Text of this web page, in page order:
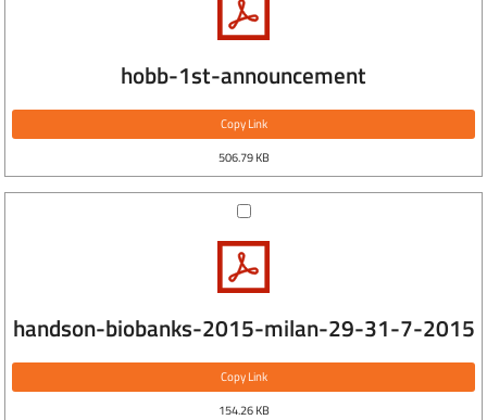
hobb-1st-announcement
Copy Link
506.79 KB
handson-biobanks-2015-milan-29-31-7-2015
Copy Link
154.26 KB